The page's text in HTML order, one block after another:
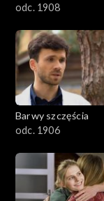
odc. 1908
Barwy szczęścia
odc. 1906